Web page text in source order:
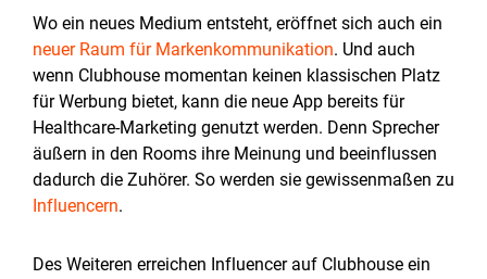
Wo ein neues Medium entsteht, eröffnet sich auch ein
neuer Raum für Markenkommunikation. Und auch
wenn Clubhouse momentan keinen klassischen Platz
für Werbung bietet, kann die neue App bereits für
Healthcare-Marketing genutzt werden. Denn Sprecher
äußern in den Rooms ihre Meinung und beeinflussen
dadurch die Zuhörer. So werden sie gewissenmaßen zu
Influencern.
Des Weiteren erreichen Influencer auf Clubhouse ein